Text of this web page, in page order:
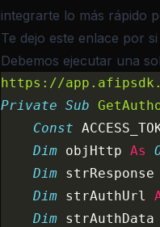
integrarte lo más rápido
Te dejo este enlace por
Debemos ejecutar una
https://
Private Sub
    Const
    Dim
objHttp As
    Dim
strResponse
    Dim
strAuthUrl
    Dim
strAuthData